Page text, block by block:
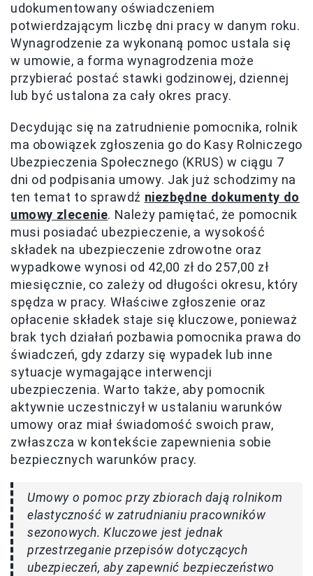
udokumentowany oświadczeniem
potwierdzającym liczbę dni pracy w danym roku.
Wynagrodzenie za wykonaną pomoc ustala się
w umowie, a forma wynagrodzenia może
przybierać postać stawki godzinowej, dziennej
lub być ustalona za cały okres pracy.
Decydując się na zatrudnienie pomocnika, rolnik
ma obowiązek zgłoszenia go do Kasy Rolniczego
Ubezpieczenia Społecznego (KRUS) w ciągu 7
dni od podpisania umowy. Jak już schodzimy na
ten temat to sprawdź niezbędne dokumenty do
umowy zlecenie. Należy pamiętać, że pomocnik
musi posiadać ubezpieczenie, a wysokość
składek na ubezpieczenie zdrowotne oraz
wypadkowe wynosi od 42,00 zł do 257,00 zł
miesięcznie, co zależy od długości okresu, który
spędza w pracy. Właściwe zgłoszenie oraz
opłacenie składek staje się kluczowe, ponieważ
brak tych działań pozbawia pomocnika prawa do
świadczeń, gdy zdarzy się wypadek lub inne
sytuacje wymagające interwencji
ubezpieczenia. Warto także, aby pomocnik
aktywnie uczestniczył w ustalaniu warunków
umowy oraz miał świadomość swoich praw,
zwłaszcza w kontekście zapewnienia sobie
bezpiecznych warunków pracy.
Umowy o pomoc przy zbiorach dają rolnikom
elastyczność w zatrudnianiu pracowników
sezonowych. Kluczowe jest jednak
przestrzeganie przepisów dotyczących
ubezpieczeń, aby zapewnić bezpieczeństwo